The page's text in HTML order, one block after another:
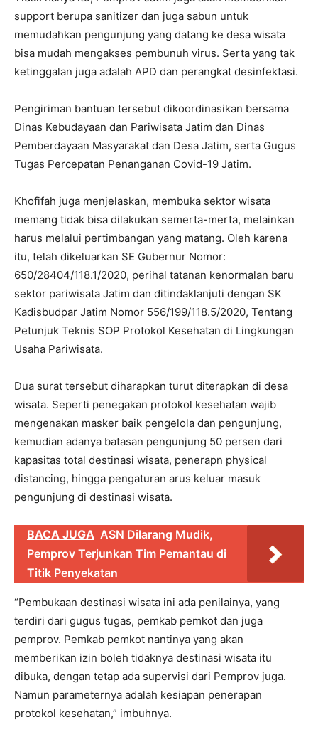
support berupa sanitizer dan juga sabun untuk
memudahkan pengunjung yang datang ke desa wisata
bisa mudah mengakses pembunuh virus. Serta yang tak
ketinggalan juga adalah APD dan perangkat desinfektasi.
Pengiriman bantuan tersebut dikoordinasikan bersama
Dinas Kebudayaan dan Pariwisata Jatim dan Dinas
Pemberdayaan Masyarakat dan Desa Jatim, serta Gugus
Tugas Percepatan Penanganan Covid-19 Jatim.
Khofifah juga menjelaskan, membuka sektor wisata
memang tidak bisa dilakukan semerta-merta, melainkan
harus melalui pertimbangan yang matang. Oleh karena
itu, telah dikeluarkan SE Gubernur Nomor:
650/28404/118.1/2020, perihal tatanan kenormalan baru
sektor pariwisata Jatim dan ditindaklanjuti dengan SK
Kadisbudpar Jatim Nomor 556/199/118.5/2020, Tentang
Petunjuk Teknis SOP Protokol Kesehatan di Lingkungan
Usaha Pariwisata.
Dua surat tersebut diharapkan turut diterapkan di desa
wisata. Seperti penegakan protokol kesehatan wajib
mengenakan masker baik pengelola dan pengunjung,
kemudian adanya batasan pengunjung 50 persen dari
kapasitas total destinasi wisata, penerapn physical
distancing, hingga pengaturan arus keluar masuk
pengunjung di destinasi wisata.
BACA JUGA ASN Dilarang Mudik,
Pemprov Terjunkan Tim Pemantau di
Titik Penyekatan
“Pembukaan destinasi wisata ini ada penilainya, yang
terdiri dari gugus tugas, pemkab pemkot dan juga
pemprov. Pemkab pemkot nantinya yang akan
memberikan izin boleh tidaknya destinasi wisata itu
dibuka, dengan tetap ada supervisi dari Pemprov juga.
Namun parameternya adalah kesiapan penerapan
protokol kesehatan,” imbuhnya.